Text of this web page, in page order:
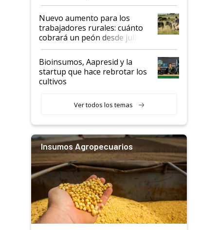
Nuevo aumento para los
trabajadores rurales: cuánto
cobrará un peón desde julio
Bioinsumos, Aapresid y la
startup que hace rebrotar los
cultivos
Ver todos los temas
Insumos Agropecuarios